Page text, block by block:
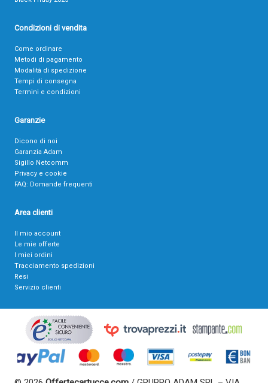
Condizioni di vendita
Come ordinare
Metodi di pagamento
Modalità di spedizione
Tempi di consegna
Termini e condizioni
Garanzie
Dicono di noi
Garanzia Adam
Sigillo Netcomm
Privacy e cookie
FAQ: Domande frequenti
Area clienti
Il mio account
Le mie offerte
I miei ordini
Tracciamento spedizioni
Resi
Servizio clienti